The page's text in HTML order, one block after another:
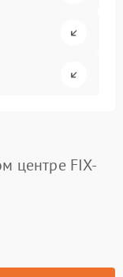
центре FIX-